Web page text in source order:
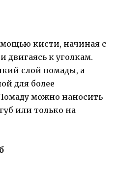
кисти, начиная с
двигаясь к уголкам.
слой помады, а
для более
можно наносить
или только на